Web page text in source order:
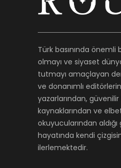
Türk basınında önemli
olmayı ve siyaset
tutmayı amaçlayan
ve donanımlı
yazarlarından,
kaynaklarından ve
okuyucularından aldığı
hayatında kendi
ilerlemektedir.